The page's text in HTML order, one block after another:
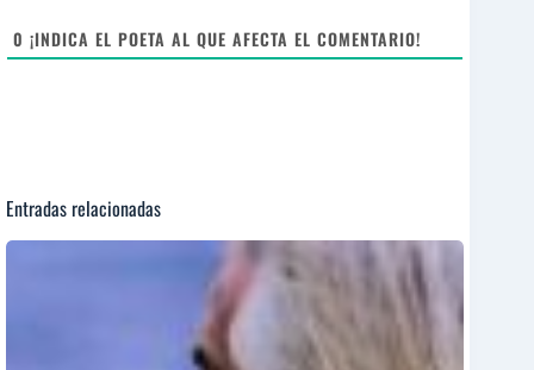
0 ¡INDICA EL POETA AL QUE AFECTA EL COMENTARIO!
Entradas relacionadas